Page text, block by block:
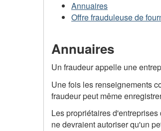
Annuaires
Offre frauduleuse de
Annuaires
Un fraudeur appelle une
Une fois les renseignements
fraudeur peut même
Les propriétaires
ne devraient autoriser qu'un